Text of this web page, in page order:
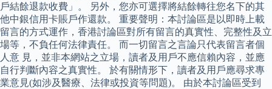
戶結餘退款收費」。 另外，您亦可選擇將結餘轉往您名下的其
他中銀信用卡賬戶作還款。 重要聲明：本討論區是以即時上載
留言的方式運作，香港討論區對所有留言的真實性、完整性及立
場等，不負任何法律責任。 而一切留言之言論只代表留言者個
人意 見，並非本網站之立場，讀者及用戶不應信賴內容，並應
自行判斷內容之真實性。 於有關情形下，讀者及用戶應尋求專
業意見(如涉及醫療、法律或投資等問題)。 由於本討論區受到